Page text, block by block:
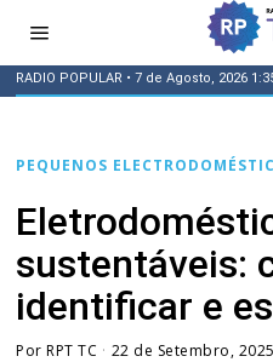
RADIO POPULAR • 7 de Agosto, 2026
PEQUENOS
sustentáveis:
identificar e
PorRPT TC 22 de Setembro, 2025